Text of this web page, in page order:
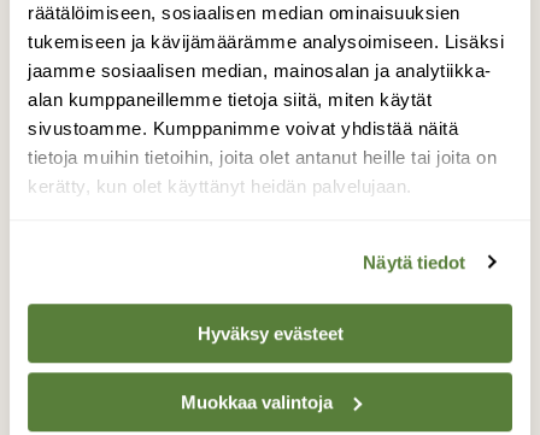
räätälöimiseen, sosiaalisen median ominaisuuksien
tukemiseen ja kävijämäärämme analysoimiseen. Lisäksi
jaamme sosiaalisen median, mainosalan ja analytiikka-
alan kumppaneillemme tietoja siitä, miten käytät
sivustoamme. Kumppanimme voivat yhdistää näitä
tietoja muihin tietoihin, joita olet antanut heille tai joita on
kerätty, kun olet käyttänyt heidän palvelujaan.
Näytä tiedot
Hyväksy evästeet
Muokkaa valintoja
Täplätupsukas
Huomasin mökillä, rannassa, että perhonen
oli tullut kotelostaan. Kävin vähän ajan
päästä katsomassa ja huomasin että
perhosella ei ollut siipiä. Kohta siihen lensi
koiras ja sen jälkeen naaras alkoi munia.
Valokuvaaja: Kalle Asikainen, Iisalmi 22.8.2016